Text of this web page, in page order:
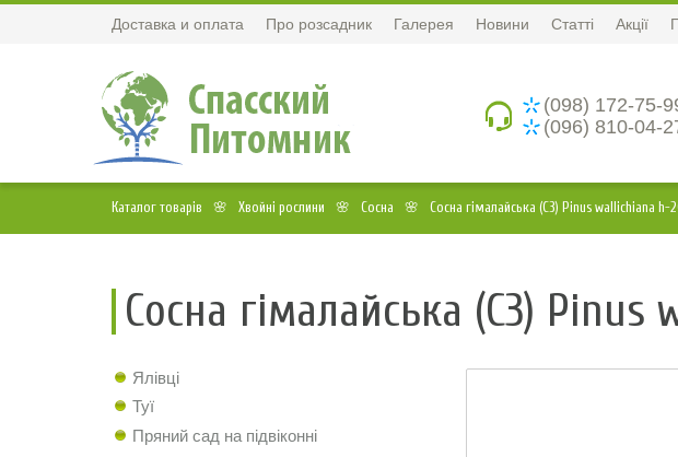
Доставка и оплата Про розсадник Галерея Новини Статті Акції
(098) 172-75-
(096) 810-04-
Каталог товарів Хвойні рослини Сосна Сосна гімалайська (С3) Pinus wallichiana h-
Сосна гімалайська (С3)
Ялівці
Туї
Пряний сад на підвіконні